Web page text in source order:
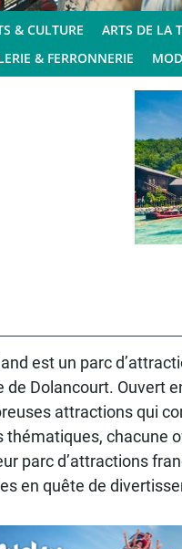
& CULTURE ARTS DE LA
& FERRONNERIE
est un parc
de Dolancourt. Ouvert
attractions qui
thématiques, chacune
parc d’attractions
en quête de